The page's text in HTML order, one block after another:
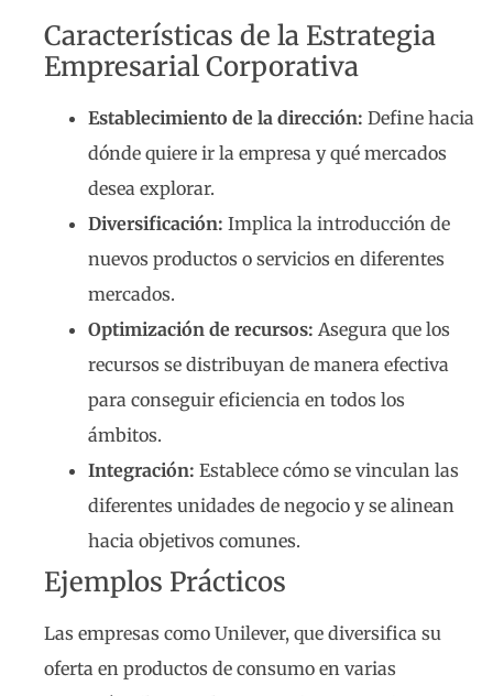
Características de la Estrategia
Empresarial Corporativa
Establecimiento de la dirección: Define hacia
dónde quiere ir la empresa y qué mercados
desea explorar.
Diversificación: Implica la introducción de
nuevos productos o servicios en diferentes
mercados.
Optimización de recursos: Asegura que los
recursos se distribuyan de manera efectiva
para conseguir eficiencia en todos los
ámbitos.
Integración: Establece cómo se vinculan las
diferentes unidades de negocio y se alinean
hacia objetivos comunes.
Ejemplos Prácticos
Las empresas como Unilever, que diversifica su
oferta en productos de consumo en varias